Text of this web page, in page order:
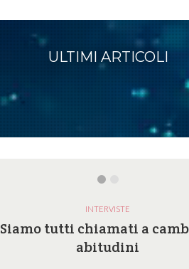
ULTIMI ARTICOLI
INTERVISTE
Siamo tutti chiamati a
abitudini